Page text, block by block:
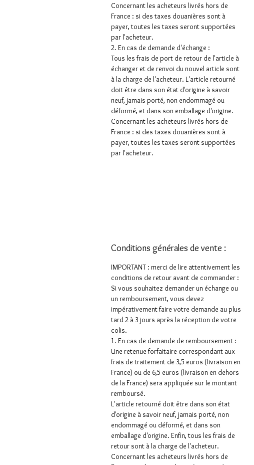
Concernant les acheteurs livrés hors de
France : si des taxes douanières sont à
payer, toutes les taxes seront supportées
par l'acheteur.
2. En cas de demande d'échange :
Tous les frais de port de retour de l'article à
échanger et de renvoi du nouvel article sont
à la charge de l'acheteur. L'article retourné
doit être dans son état d'origine à savoir
neuf, jamais porté, non endommagé ou
déformé, et dans son emballage d'origine.
Concernant les acheteurs livrés hors de
France : si des taxes douanières sont à
payer, toutes les taxes seront supportées
par l'acheteur.
Conditions générales de vente :
IMPORTANT : merci de lire attentivement les
conditions de retour avant de commander :
Si vous souhaitez demander un échange ou
un remboursement, vous devez
impérativement faire votre demande au plus
tard 2 à 3 jours après la réception de votre
colis.
1. En cas de demande de remboursement :
Une retenue forfaitaire correspondant aux
frais de traitement de 3,5 euros (livraison en
France) ou de 6,5 euros (livraison en dehors
de la France) sera appliquée sur le montant
remboursé.
L'article retourné doit être dans son état
d'origine à savoir neuf, jamais porté, non
endommagé ou déformé, et dans son
emballage d'origine. Enfin, tous les frais de
retour sont à la charge de l'acheteur.
Concernant les acheteurs livrés hors de